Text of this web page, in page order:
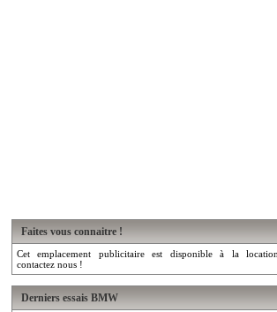
Faites vous connaitre !
Cet emplacement publicitaire est disponible à la location,
contactez nous !
Derniers essais BMW